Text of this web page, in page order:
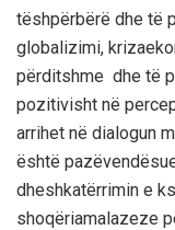
tëshpërbërë dhe të
globalizimi, kriza
përditshme dhe të
pozitivisht në
arrihet në dialogun
është
dheshkatërrimin e
shoqëriamalazeze